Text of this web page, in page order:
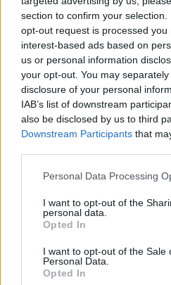
section to confirm your
opt-out request is processed you
interest-based ads based on
us or personal information
your opt-out. You may
disclosure of your personal
IAB’s list of downstream
also be disclosed by us to third
Downstream Participants that
Personal Data Processing
I want to opt-out of the
personal data.
Opted In
I want to opt-out of the Sale
Personal Data.
Opted In
Θέσεις εργασίας
Όλες οι Θέσεις Εργασίας
Θέσεις Εργασίας ανά Ειδικότητα
Θέσεις Εργασίας ανά Εταιρεία
Υπηρεσίες υποψηφίων
Συμβουλές Καριέρας